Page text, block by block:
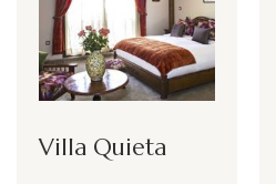
Villa Quieta